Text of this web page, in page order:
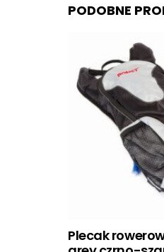
PODOBNE
Plecak